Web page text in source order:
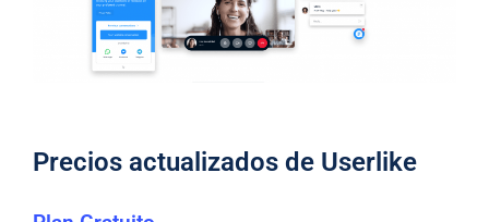
Precios actualizados de Userlike